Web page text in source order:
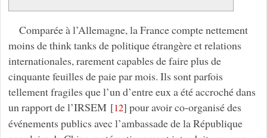
Comparée à l’Allemagne, la France compte nettement
moins de think tanks de politique étrangère et relations
internationales, rarement capables de faire plus de
cinquante feuilles de paie par mois. Ils sont parfois
tellement fragiles que l’un d’entre eux a été accroché dans
un rapport de l’IRSEM[12] pour avoir co-organisé des
événements publics avec l’ambassade de la République